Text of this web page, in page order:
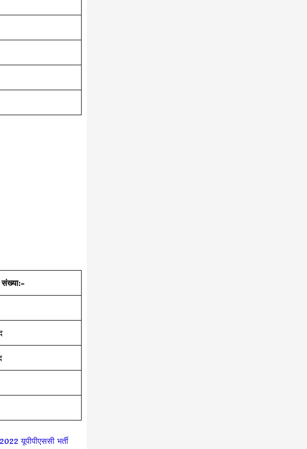
संख्या:-
यूपीपीएससी भर्ती